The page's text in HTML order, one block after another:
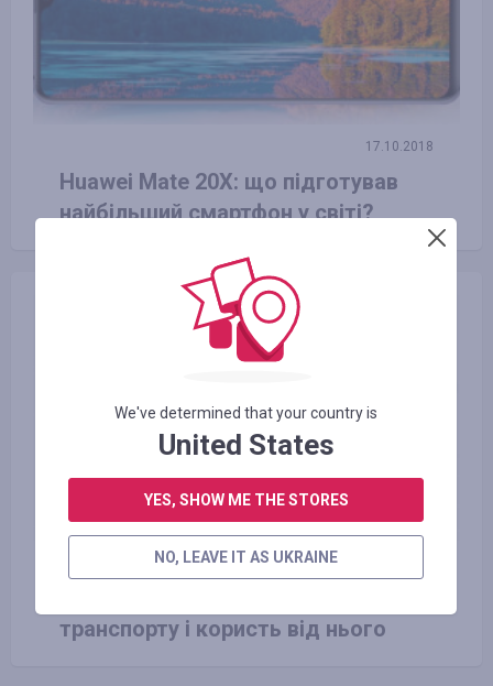
17.10.2018
Huawei Mate 20X: що підготував
найбільший смартфон у світі?
транспорту і користь від нього
We've determined that your country is
United States
YES, SHOW ME THE STORES
NO, LEAVE IT AS UKRAINE